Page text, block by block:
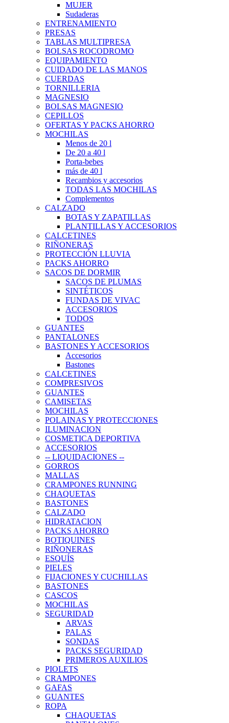
MUJER
Sudaderas
ENTRENAMIENTO
PRESAS
TABLAS MULTIPRESA
BOLSAS ROCODROMO
EQUIPAMIENTO
CUIDADO DE LAS MANOS
CUERDAS
TORNILLERIA
MAGNESIO
BOLSAS MAGNESIO
CEPILLOS
OFERTAS Y PACKS AHORRO
MOCHILAS
Menos de 20 l
De 20 a 40 l
Porta-bebes
más de 40 l
Recambios y accesorios
TODAS LAS MOCHILAS
Complementos
CALZADO
BOTAS Y ZAPATILLAS
PLANTILLAS Y ACCESORIOS
CALCETINES
RIÑONERAS
PROTECCIÓN LLUVIA
PACKS AHORRO
SACOS DE DORMIR
SACOS DE PLUMAS
SINTÉTICOS
FUNDAS DE VIVAC
ACCESORIOS
TODOS
GUANTES
PANTALONES
BASTONES Y ACCESORIOS
Accesorios
Bastones
CALCETINES
COMPRESIVOS
GUANTES
CAMISETAS
MOCHILAS
POLAINAS Y PROTECCIONES
ILUMINACION
COSMETICA DEPORTIVA
ACCESORIOS
-- LIQUIDACIONES --
GORROS
MALLAS
CRAMPONES RUNNING
CHAQUETAS
BASTONES
CALZADO
HIDRATACION
PACKS AHORRO
BOTIQUINES
RIÑONERAS
ESQUÍS
PIELES
FIJACIONES Y CUCHILLAS
BASTONES
CASCOS
MOCHILAS
SEGURIDAD
ARVAS
PALAS
SONDAS
PACKS SEGURIDAD
PRIMEROS AUXILIOS
PIOLETS
CRAMPONES
GAFAS
GUANTES
ROPA
CHAQUETAS